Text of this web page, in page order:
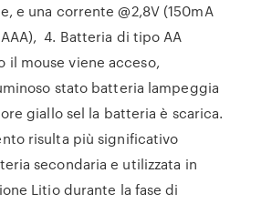
e una corrente @2,8V (150mA
4. Batteria di tipo AA
il mouse viene acceso,
stato batteria lampeggia
giallo sel la batteria è scarica.
risulta più significativo
secondaria e utilizzata in
Litio durante la fase di